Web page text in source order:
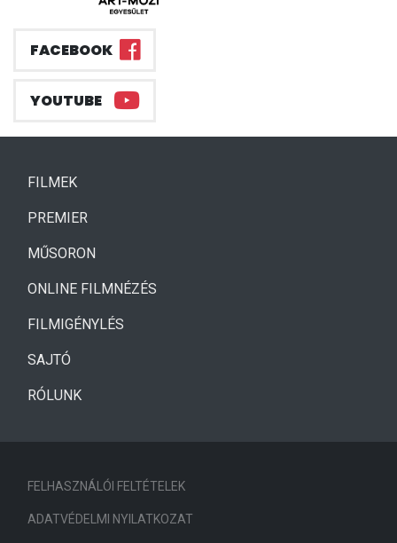
FACEBOOK
YOUTUBE
FILMEK(CURRENT)
PREMIER
MŰSORON
ONLINE FILMNÉZÉS
FILMIGÉNYLÉS
SAJTÓ
RÓLUNK
FELHASZNÁLÓI FELTÉTELEK
ADATVÉDELMI NYILATKOZAT